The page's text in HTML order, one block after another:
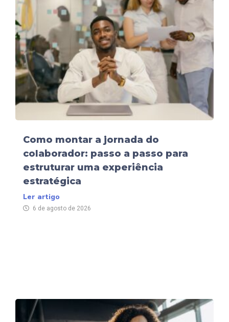
Como montar a jornada do
colaborador: passo a passo para
estruturar uma experiência
estratégica
Ler artigo
6 de agosto de 2026